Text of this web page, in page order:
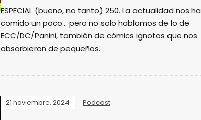
ESPECIAL (bueno, no tanto) 250. La actualidad nos ha
comido un poco... pero no solo hablamos de lo de
ECC/DC/Panini, también de cómics ignotos que nos
absorbieron de pequeños.
21 noviembre, 2024 Podcast